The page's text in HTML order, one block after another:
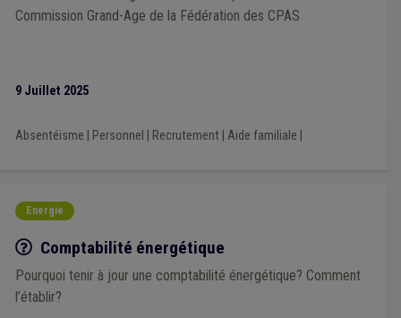
Commission Grand-Age de la Fédération des CPAS
9 Juillet 2025
Absentéisme Personnel Recrutement| Aide familiale
Energie
Q/R
Comptabilité énergétique
Pourquoi tenir à jour une comptabilité énergétique? Comment
l’établir?